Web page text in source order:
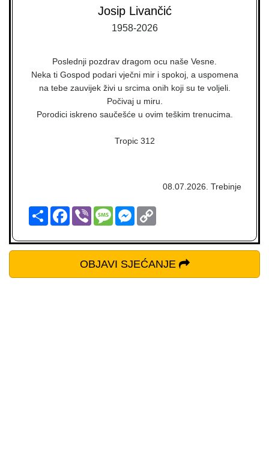
Josip Livančić
1958-2026
Poslednji pozdrav dragom ocu naše Vesne.
Neka ti Gospod podari vječni mir i spokoj, a uspomena
na tebe zauvijek živi u srcima onih koji su te voljeli.
Počivaj u miru.
Porodici iskreno saučešće u ovim teškim trenucima.
Tropic 312
08.07.2026. Trebinje
PodijeliFacebook
Viber MessageMessenger
OBJAVI SJEĆANJE